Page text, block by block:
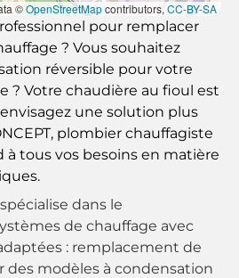
©OpenStreetMapcontributors, CC-BY-SA
pour remplacer
? Vous souhaitez
réversible pour votre
? Votre chaudière au fioul est
une solution plus
plombier chauffagiste
à tous vos besoins en matière
dans le
de chauffage avec
: remplacement de
des modèles à condensation